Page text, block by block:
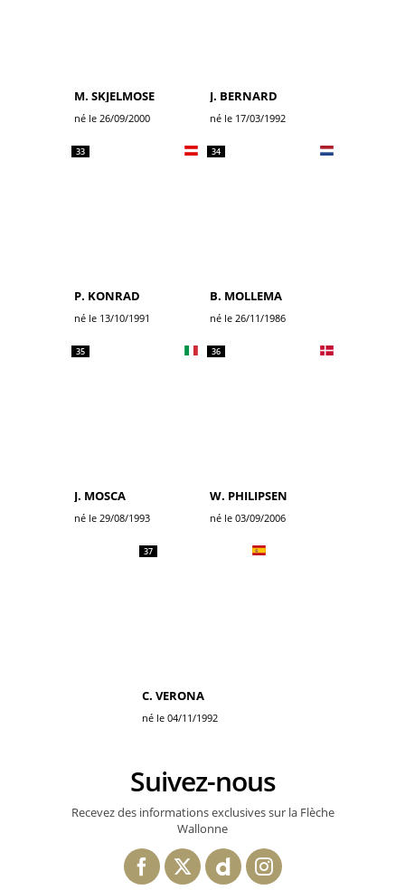
M. SKJELMOSE
né le 26/09/2000
J. BERNARD
né le 17/03/1992
33
P. KONRAD
né le 13/10/1991
34
B. MOLLEMA
né le 26/11/1986
35
J. MOSCA
né le 29/08/1993
36
W. PHILIPSEN
né le 03/09/2006
37
C. VERONA
né le 04/11/1992
Suivez-nous
Recevez des informations exclusives sur la Flèche
Wallonne